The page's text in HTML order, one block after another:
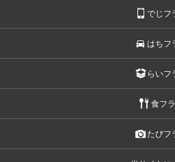
でじフ
はちフ
らいフ
食フラ
たびフ